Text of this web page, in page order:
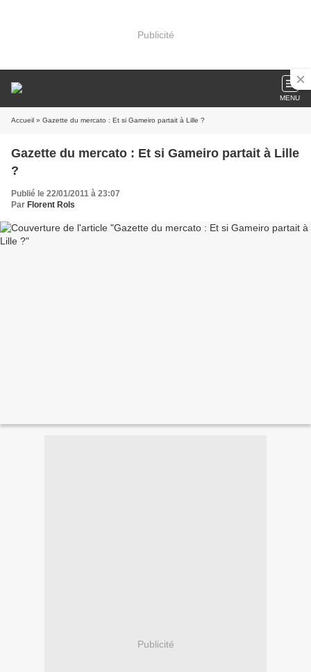
Publicité
MENU
Accueil » Gazette du mercato : Et si Gameiro partait à Lille ?
Gazette du mercato : Et si Gameiro partait à Lille
?
Publié le 22/01/2011 à 23:07
Par Florent Rols
Publicité